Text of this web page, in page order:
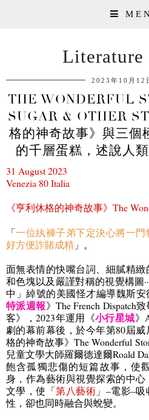
2023年10月12
THE WONDERFUL
SUGAR & OTHER
格的神奇故事》與三個
的千層蛋糕，述說人
31 August 2023
Venezia 80 Italia
《亨利休格的神奇故事》 The
「一位紈褲子弟下定決心將一門
好方便詐賭成精 」。
面無表情的快嘴台詞、細膩精
和色塊以及嚴謹對稱的視覺構圖
中 」綽號的美國怪才編導魏斯
特派週報》The French Dispatch致
客》，2023年運用《小行星城》
劇的幕前幕後，於今年第80屆
格的神奇故事》The Wonderful
兒童文學大師羅爾德達爾Roald
飽含孤獨悲傷的短篇故事，使
身，作為藝術與視覺探索的中
文學，使「第八藝術 」–電影–
性，卻也同時融合與蛻變。